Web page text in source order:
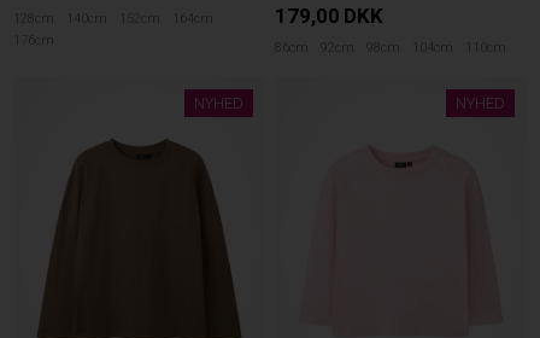
128cm 140cm 152cm
164cm
176cm
179,00 DKK
86cm 92cm 98cm 104cm 110cm
NYHED NYHED